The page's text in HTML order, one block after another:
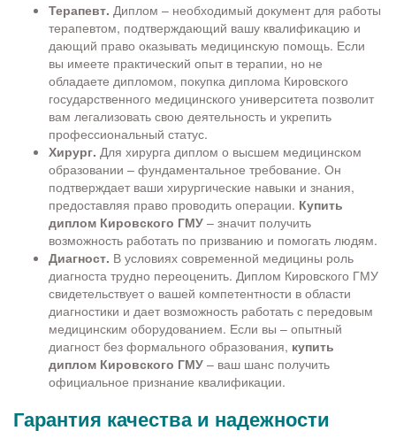
Терапевт. Диплом – необходимый документ для работы
терапевтом, подтверждающий вашу квалификацию и
дающий право оказывать медицинскую помощь. Если
вы имеете практический опыт в терапии, но не
обладаете дипломом, покупка диплома Кировского
государственного медицинского университета позволит
вам легализовать свою деятельность и укрепить
профессиональный статус.
Хирург. Для хирурга диплом о высшем медицинском
образовании – фундаментальное требование. Он
подтверждает ваши хирургические навыки и знания,
предоставляя право проводить операции. Купить
диплом Кировского ГМУ – значит получить
возможность работать по призванию и помогать людям.
Диагност. В условиях современной медицины роль
диагноста трудно переоценить. Диплом Кировского ГМУ
свидетельствует о вашей компетентности в области
диагностики и дает возможность работать с передовым
медицинским оборудованием. Если вы – опытный
диагност без формального образования, купить
диплом Кировского ГМУ – ваш шанс получить
официальное признание квалификации.
Гарантия качества и надежности